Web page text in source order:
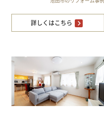
詳しくはこちら